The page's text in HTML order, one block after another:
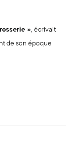
», écrivait
de son époque